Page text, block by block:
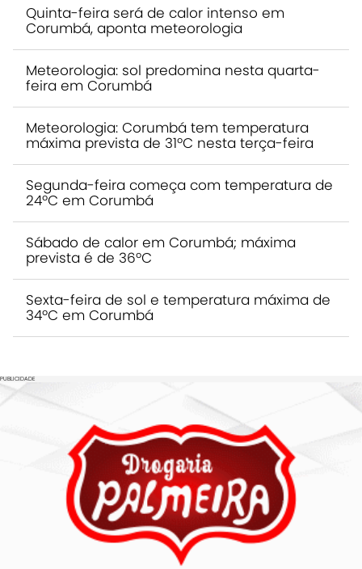
Quinta-feira será de calor intenso em
Corumbá, aponta meteorologia
Meteorologia: sol predomina nesta quarta-
feira em Corumbá
Meteorologia: Corumbá tem temperatura
máxima prevista de 31ºC nesta terça-feira
Segunda-feira começa com temperatura de
24ºC em Corumbá
Sábado de calor em Corumbá; máxima
prevista é de 36ºC
Sexta-feira de sol e temperatura máxima de
34ºC em Corumbá
PUBLICIDADE